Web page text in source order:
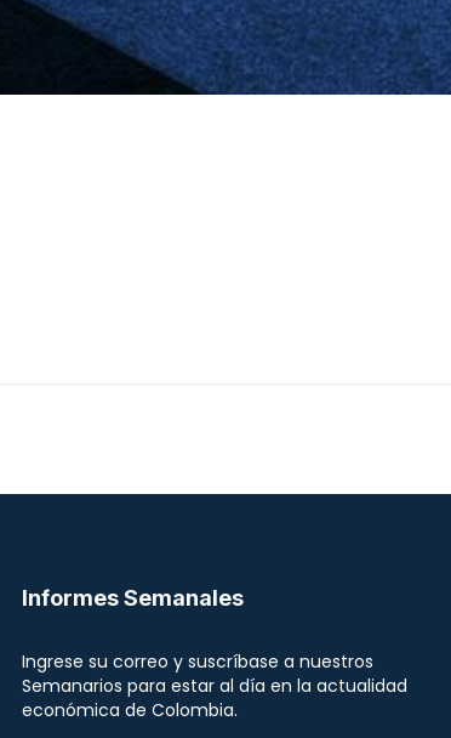
Informes Semanales
Ingrese su correo y suscríbase a nuestros
Semanarios para estar al día en la actualidad
económica de Colombia.